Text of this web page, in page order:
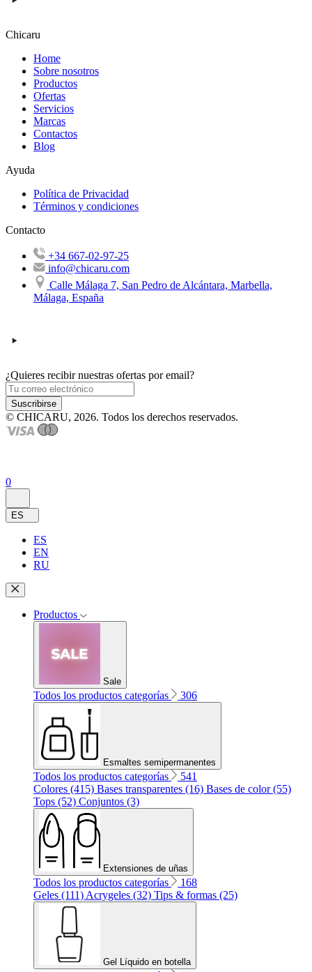
Chicaru
Home
Sobre nosotros
Productos
Ofertas
Servicios
Marcas
Contactos
Blog
Ayuda
Política de Privacidad
Términos y condiciones
Contacto
+34 667-02-97-25
info@chicaru.com
Calle Málaga 7, San Pedro de Alcántara, Marbella,
Málaga, España
¿Quieres recibir nuestras ofertas por email?
Suscribirse
© CHICARU, 2026. Todos los derechos reservados.
0
ES
ES
EN
RU
Productos
Sale
Todos los productos categorías 306
Esmaltes semipermanentes
Todos los productos categorías
541
Colores (415) Bases transparentes (16) Bases de color (55)
Tops (52) Conjuntos (3)
Extensiones de uñas
Todos los productos categorías
168
Geles (111) Acrygeles (32) Tips & formas (25)
Gel Líquido en botella